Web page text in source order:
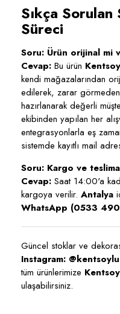
Sıkça
Süreci
Soru: Ürün orijinal mi
Cevap: Bu ürün
kendi mağazalarından
edilerek, zarar görmeden
hazırlanarak değerli
ekibinden yapılan her
entegrasyonlarla eş
sistemde kayıtlı mail
Soru: Kargo ve
Cevap: Saat 14:00'a
kargoya verilir. Antalya
WhatsApp (0533
Güncel stoklar ve
Instagram:
tüm ürünlerimize
ulaşabilirsiniz.